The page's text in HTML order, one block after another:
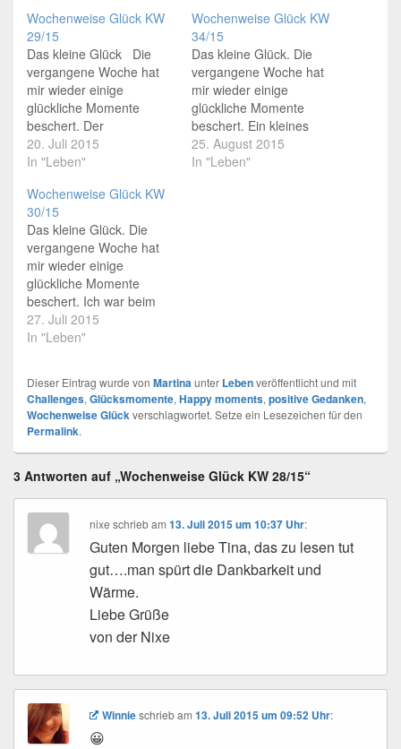
Wochenweise Glück KW
29/15
Das kleine Glück Die
vergangene Woche hat
mir wieder einige
glückliche Momente
beschert. Der
Vorratsschrank ist voller
Johannisbeergläser. In
Variationen und immer
wieder lecker. Dank den
edlen Johannisbeer
Spendern. Unseren 19.
Hochzeitstag hatten mein
GöGa und ich. Nach
diversen Höhen und
Tiefen, wer hätte das
damals gedacht ;-)…
20. Juli 2015
In "Leben"
Wochenweise Glück KW
34/15
Das kleine Glück. Die
vergangene Woche hat
mir wieder einige
glückliche Momente
beschert. Ein kleines
junges Wildkaninchen
gerettet. Das kam spät
25. August 2015
In "Leben"
Wochenweise Glück KW
30/15
Das kleine Glück. Die
vergangene Woche hat
mir wieder einige
glückliche Momente
beschert. Ich war beim
Friseur zum Pony
schneiden und
Hat nur 2 Euro gekostet.
Das nenne ich günstig.
Hier in HH wird sonst
doch gerne…
27. Juli 2015
In "Leben"
Dieser Eintrag wurde von Martinaunter Lebenveröffentlicht und mit
Challenges, Glücksmomente, Happy moments, positive Gedanken,
Wochenweise Glückverschlagwortet. Setze ein Lesezeichen für den
Permalink.
3 Antworten auf „Wochenweise Glück KW 28/15“
nixe schriebam13. Juli 2015 um 10:37 Uhr:
Guten Morgen liebe Tina, das zu lesen tut
gut….man spürt die Dankbarkeit und
Wärme.
Liebe Grüße
von der Nixe
Winnieschriebam13. Juli 2015 um 09:52 Uhr:
😀